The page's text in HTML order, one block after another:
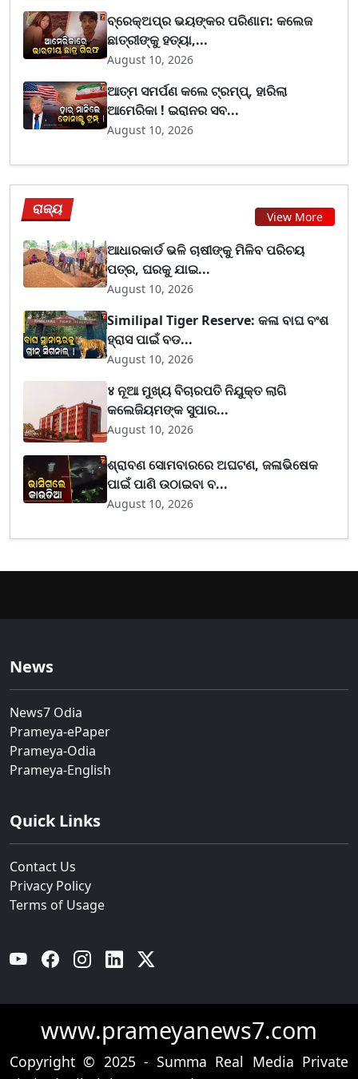
ବ୍ରେକ୍ଅପ୍‌ର ଭୟଙ୍କର ପରିଣାମ: କଲେଜ
ଛାତ୍ରୀଙ୍କୁ ହତ୍ୟା,...
August 10, 2026
ଆତ୍ମ ସମର୍ପଣ କଲେ ଟ୍ରମ୍ପ୍, ହାରିଲା
ଆମେରିକା ! ଇରାନର ସବ...
August 10, 2026
ରାଜ୍ୟ View More
ଆଧାରକାର୍ଡ ଭଳି ଚାଷୀଙ୍କୁ ମିଳିବ ପରିଚୟ
ପତ୍ର, ଘରକୁ ଯାଇ...
August 10, 2026
Similipal Tiger Reserve: କଳା ବାଘ ବଂଶ
ହ୍ରାସ ପାଇଁ ବଡ...
August 10, 2026
४ ନୂଆ ମୁଖ୍ୟ ବିଚାରପତି ନିଯୁକ୍ତ ଲାଗି
କଲେଜିୟମଙ୍କ ସୁପାର...
August 10, 2026
ଶ୍ରାବଣ ସୋମବାରରେ ଅଘଟଣ, ଜଳାଭିଷେକ
ପାଇଁ ପାଣି ଉଠାଇବା ବ...
August 10, 2026
News
News7 Odia
Prameya-ePaper
Prameya-Odia
Prameya-English
Quick Links
Contact Us
Privacy Policy
Terms of Usage
YouTube Facebook Instagram Linkedin
www.prameyanews7.com
Copyright © 2025 - Summa Real Media Private